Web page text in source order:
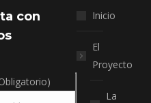
con
Inicio
El
Proyecto
La